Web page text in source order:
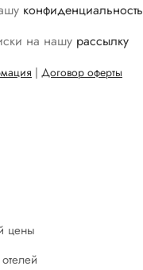
конфиденциальность
на нашу рассылку
| Договор оферты
цены